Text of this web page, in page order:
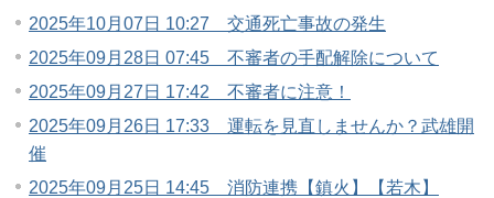
2025年10月07日 10:27 交通死亡事故の発生
2025年09月28日 07:45 不審者の手配解除について
2025年09月27日 17:42 不審者に注意！
2025年09月26日 17:33 運転を見直しませんか？武雄開
催
2025年09月25日 14:45 消防連携【鎮火】【若木】